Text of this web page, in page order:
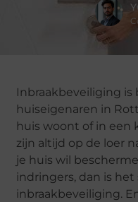
Inbraakbeveiliging is
huiseigenaren in
huis woont of in een
zijn altijd op de loer
je huis wil
indringers, dan is
inbraakbeveiliging.